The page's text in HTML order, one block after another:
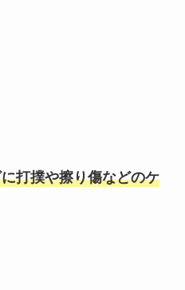
打撲や擦り傷などのケ